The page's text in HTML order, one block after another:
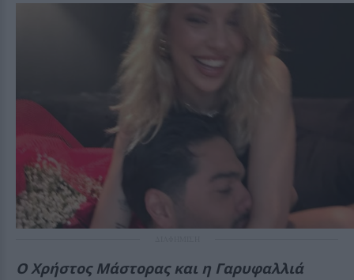
Ο Χρήστος Μάστορας και η Γαρυφαλλιά